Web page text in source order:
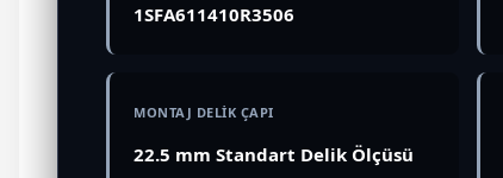
1SFA611410R3506
MONTAJ DELİK ÇAPI
22.5 mm Standart Delik Ölçüsü